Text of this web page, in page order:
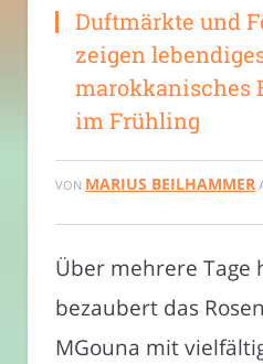
Duftmärkte und
zeigen
marokkanisches
im Frühling
VON MARIUS BEILHAMMER
Über mehrere Tage
bezaubert das
MGouna mit